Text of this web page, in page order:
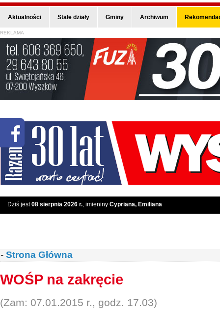
Aktualności Stałe działy Gminy Archiwum
REKLAMA
Dziś jest08 sierpnia 2026 r., imieniny Cypriana, Emiliana
- Strona Główna
WOŚP na zakręcie
(Zam: 07.01.2015 r., godz. 17.03)